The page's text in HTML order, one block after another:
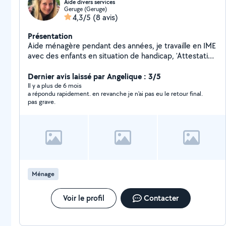
Aide divers services
Geruge (Geruge)
4,3/5 (8 avis)
Présentation
Aide ménagère pendant des années, je travaille en IME
avec des enfants en situation de handicap, 'Attestation
d'espèces domestiques en poche, je suis disposée à
rendre mes services dans l'entretien de domicile ou
ménage complet lors de
déménagement/emménagement, nettoyage de
Dernier avis laissé par Angelique : 3/5
Il y a plus de 6 mois
a répondu rapidement. en revanche je n'ai pas eu le retour final.
pas grave.
Ménage
Voir le profil Contacter